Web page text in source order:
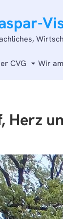
CVG Wir
Herz